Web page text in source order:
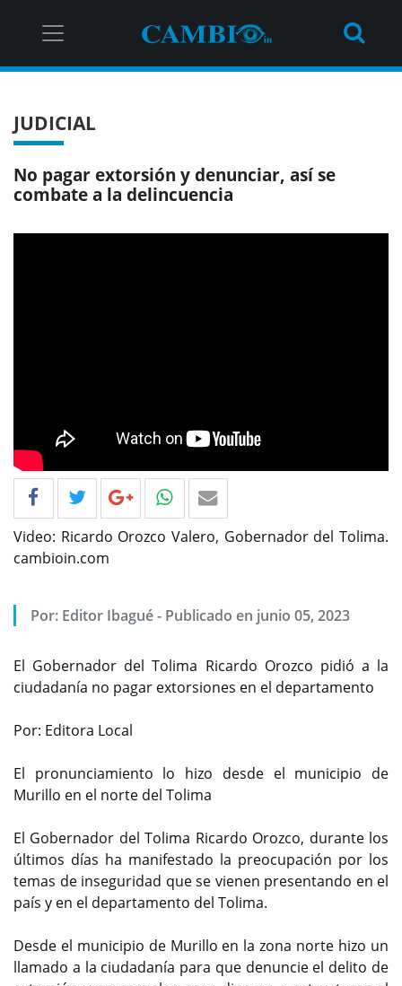
JUDICIAL
No pagar extorsión y denunciar, así se
combate a la delincuencia
Video: Ricardo Orozco Valero, Gobernador del Tolima.
cambioin.com
Por: Editor Ibagué - Publicado en junio 05, 2023
El Gobernador del Tolima Ricardo Orozco pidió a la
ciudadanía no pagar extorsiones en el departamento
Por: Editora Local
El pronunciamiento lo hizo desde el municipio de
Murillo en el norte del Tolima
El Gobernador del Tolima Ricardo Orozco, durante los
últimos días ha manifestado la preocupación por los
temas de inseguridad que se vienen presentando en el
país y en el departamento del Tolima.
Desde el municipio de Murillo en la zona norte hizo un
llamado a la ciudadanía para que denuncie el delito de